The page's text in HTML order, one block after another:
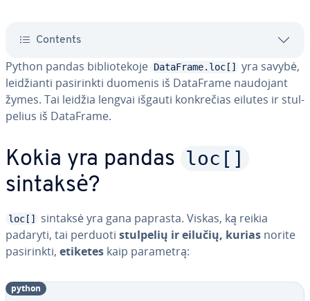
Contents
Python pandas bi­b­lio­te­ko­je DataFrame.loc[]
yra savybė,
lei­džian­ti pa­si­rink­ti duomenis iš DataFrame naudojant
žymes. Tai leidžia lengvai išgauti konk­re­čias eilutes ir stul­
pe­lius iš DataFrame.
Kokia yra pandas loc[]
sintaksė?
loc[]
sintaksė yra gana paprasta. Viskas, ką reikia
padaryti, tai perduoti stulpelių ir eilučių, kurias norite
pa­si­rink­ti, etiketes kaip parametrą:
python